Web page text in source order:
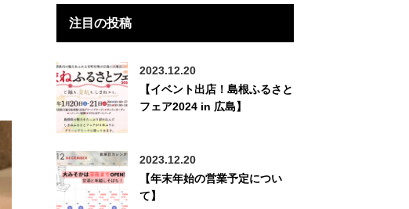
注目の投稿
2023.12.20
【イベント出店！島根ふるさと
フェア2024 in 広島】
2023.12.20
【年末年始の営業予定につい
て】